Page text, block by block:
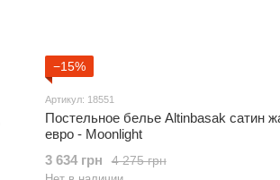
−15%
Артикул: 18551
Постельное белье Altinbasak сатин
евро - Moonlight
4 275 грн
3 634 грн